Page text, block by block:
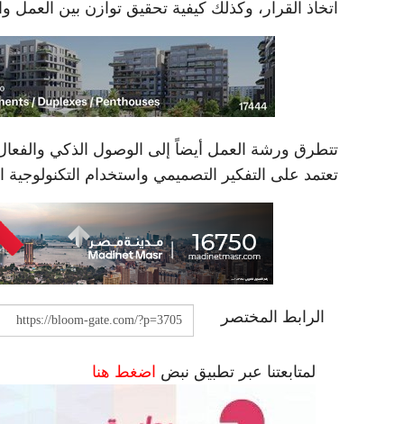
اتخاذ القرار، وكذلك كيفية تحقيق توازن بين العمل
تتطرق ورشة العمل أيضاً إلى الوصول الذكي والفعال
تعتمد على التفكير التصميمي واستخدام التكنولوجية
الرابط المختصر
لمتابعتنا عبر تطبيق نبض اضغط هنا